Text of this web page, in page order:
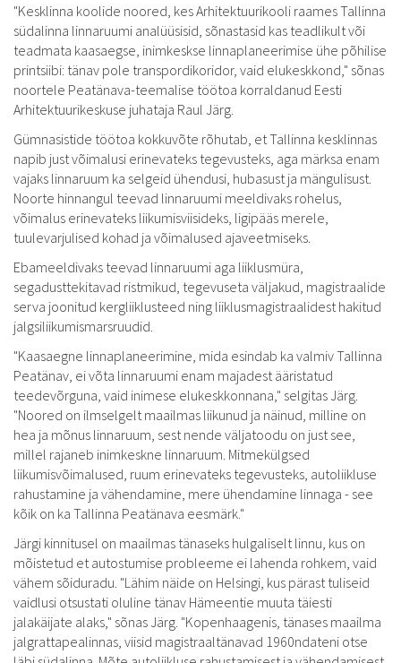
"Kesklinna koolide noored, kes Arhitektuurikooli raames Tallinna
südalinna linnaruumi analüüsisid, sõnastasid kas teadlikult või
teadmata kaasaegse, inimkeskse linnaplaneerimise ühe põhilise
printsiibi: tänav pole transpordikoridor, vaid elukeskkond," sõnas
noortele Peatänava-teemalise töötoa korraldanud Eesti
Arhitektuurikeskuse juhataja Raul Järg.
Gümnasistide töötoa kokkuvõte rõhutab, et Tallinna kesklinnas
napib just võimalusi erinevateks tegevusteks, aga märksa enam
vajaks linnaruum ka selgeid ühendusi, hubasust ja mängulisust.
Noorte hinnangul teevad linnaruumi meeldivaks rohelus,
võimalus erinevateks liikumisviisideks, ligipääs merele,
tuulevarjulised kohad ja võimalused ajaveetmiseks.
Ebameeldivaks teevad linnaruumi aga liiklusmüra,
segadusttekitavad ristmikud, tegevuseta väljakud, magistraalide
serva joonitud kergliiklusteed ning liiklusmagistraalidest hakitud
jalgsiliikumismarsruudid.
"Kaasaegne linnaplaneerimine, mida esindab ka valmiv Tallinna
Peatänav, ei võta linnaruumi enam majadest ääristatud
teedevõrguna, vaid inimese elukeskkonnana," selgitas Järg.
"Noored on ilmselgelt maailmas liikunud ja näinud, milline on
hea ja mõnus linnaruum, sest nende väljatoodu on just see,
millel rajaneb inimkeskne linnaruum. Mitmekülgsed
liikumisvõimalused, ruum erinevateks tegevusteks, autoliikluse
rahustamine ja vähendamine, mere ühendamine linnaga - see
kõik on ka Tallinna Peatänava eesmärk."
Järgi kinnitusel on maailmas tänaseks hulgaliselt linnu, kus on
mõistetud et autostumise probleeme ei lahenda rohkem, vaid
vähem sõiduradu. "Lähim näide on Helsingi, kus pärast tuliseid
vaidlusi otsustati oluline tänav Hämeentie muuta täiesti
jalakäijate alaks," sõnas Järg. "Kopenhaagenis, tänases maailma
jalgrattapealinnas, viisid magistraaltänavad 1960ndateni otse